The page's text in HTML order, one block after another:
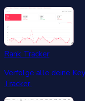
Rank Tracker
Verfolge alle deine
Tracker.